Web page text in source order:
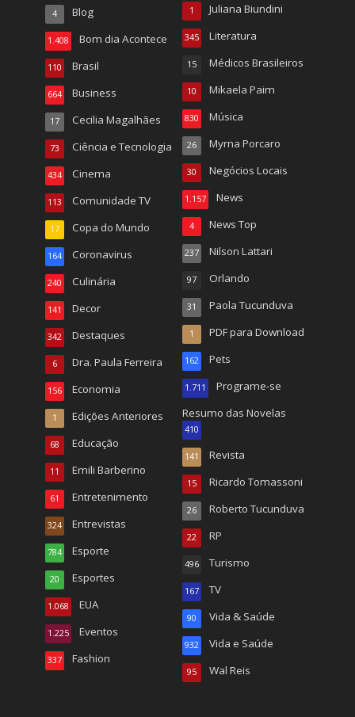
Blog
4
Bom dia Acontece
1.408
Brasil
110
Business
664
Cecilia Magalhães
17
Ciência e Tecnologia
73
Cinema
434
Comunidade TV
113
Copa do Mundo
17
Coronavirus
164
Culinária
240
Decor
141
Destaques
342
Dra. Paula Ferreira
6
Economia
156
Edições Anteriores
1
Educação
68
Emili Barberino
11
Entretenimento
61
Entrevistas
324
Esporte
784
Esportes
20
EUA
1.068
Eventos
1.225
Fashion
337
Juliana Biundini
1
Literatura
345
Médicos Brasileiros
15
Mikaela Paim
10
Música
830
Myrna Porcaro
26
Negócios Locais
30
News
1.157
News Top
4
Nilson Lattari
237
Orlando
97
Paola Tucunduva
31
PDF para Download
1
Pets
162
Programe-se
1.711
Resumo das Novelas
410
Revista
141
Ricardo Tomassoni
15
Roberto Tucunduva
26
RP
22
Turismo
496
TV
167
Vida & Saúde
90
Vida e Saúde
932
Wal Reis
95